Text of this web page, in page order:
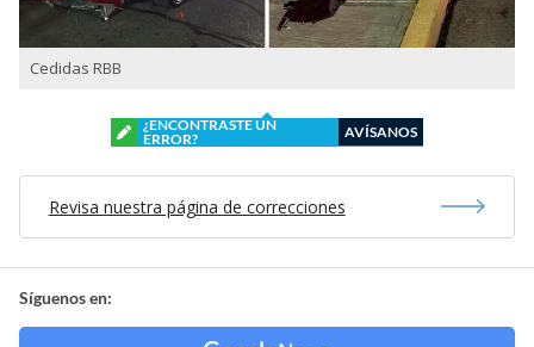
Cedidas RBB
¿ENCONTRASTE UN
ERROR?
AVÍSANOS
Revisa nuestra página de correcciones
Síguenos en: